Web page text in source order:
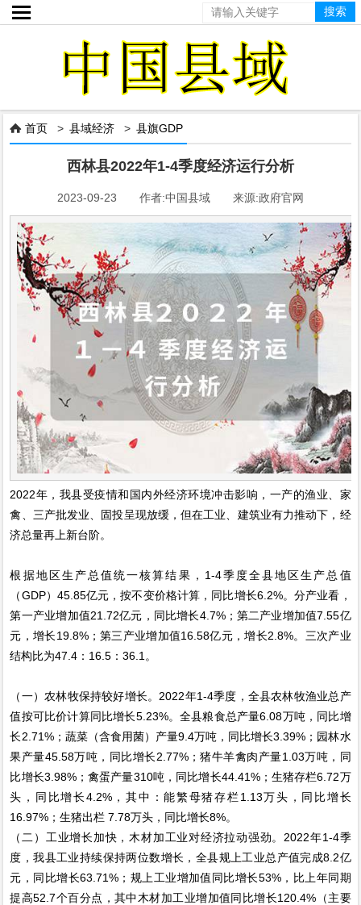

 首页 >县域经济 >县旗GDP
西林县2022年1-4季度经济运行分析
2023-09-23 作者:中国县域 来源:政府官网
2022年，我县受疫情和国内外经济环境冲击影响，一产的渔业、家
禽、三产批发业、固投呈现放缓，但在工业、建筑业有力推动下，经
济总量再上新台阶。
根据地区生产总值统一核算结果，1-4季度全县地区生产总值
（GDP）45.85亿元，按不变价格计算，同比增长6.2%。分产业看，
第一产业增加值21.72亿元，同比增长4.7%；第二产业增加值7.55亿
元，增长19.8%；第三产业增加值16.58亿元，增长2.8%。三次产业
结构比为47.4：16.5：36.1。
（一）农林牧保持较好增长。2022年1-4季度，全县农林牧渔业总产
值按可比价计算同比增长5.23%。全县粮食总产量6.08万吨，同比增
长2.71%；蔬菜（含食用菌）产量9.4万吨，同比增长3.39%；园林水
果产量45.58万吨，同比增长2.77%；猪牛羊禽肉产量1.03万吨，同
比增长3.98%；禽蛋产量310吨，同比增长44.41%；生猪存栏6.72万
头，同比增长4.2%，其中：能繁母猪存栏1.13万头，同比增长
16.97%；生猪出栏 7.78万头，同比增长8%。
（二）工业增长加快，木材加工业对经济拉动强劲。2022年1-4季
度，我县工业持续保持两位数增长，全县规上工业总产值完成8.2亿
元，同比增长63.71%；规上工业增加值同比增长53%，比上年同期
提高52.7个百分点，其中木材加工业增加值同比增长120.4%（主要